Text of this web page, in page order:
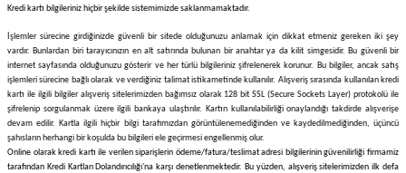
Kredi kartı bilgileriniz hiçbir şekilde sistemimizde saklanmamaktadır.
İşlemler sürecine girdiğinizde güvenli bir sitede olduğunuzu anlamak için dikkat etmeniz gereken iki şey
vardır. Bunlardan biri tarayıcınızın en alt satırında bulunan bir anahtar ya da kilit simgesidir. Bu güvenli bir
internet sayfasında olduğunuzu gösterir ve her türlü bilgileriniz şifrelenerek korunur. Bu bilgiler, ancak satış
işlemleri sürecine bağlı olarak ve verdiğiniz talimat istikametinde kullanılır. Alışveriş sırasında kullanılan kredi
kartı ile ilgili bilgiler alışveriş sitelerimizden bağımsız olarak 128 bit SSL (Secure Sockets Layer) protokolü ile
şifrelenip sorgulanmak üzere ilgili bankaya ulaştırılır. Kartın kullanılabilirliği onaylandığı takdirde alışverişe
devam edilir. Kartla ilgili hiçbir bilgi tarafımızdan görüntülenemediğinden ve kaydedilmediğinden, üçüncü
şahısların herhangi bir koşulda bu bilgileri ele geçirmesi engellenmiş olur.
Online olarak kredi kartı ile verilen siparişlerin ödeme/fatura/teslimat adresi bilgilerinin güvenilirliği firmamiz
tarafından Kredi Kartları Dolandırıcılığı'na karşı denetlenmektedir. Bu yüzden, alışveriş sitelerimizden ilk defa